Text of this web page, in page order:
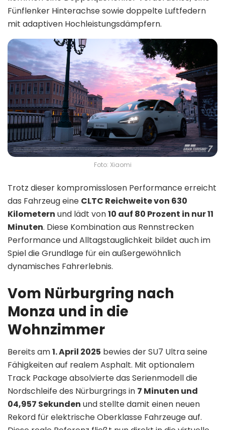
Fünflenker Hinterachse sowie doppelte Luftfedern
mit adaptiven Hochleistungsdämpfern.
Foto: Xiaomi
Trotz dieser kompromisslosen Performance erreicht
das Fahrzeug eine CLTC Reichweite von 630
Kilometern und lädt von10 auf 80 Prozent in nur 11
Minuten. Diese Kombination aus Rennstrecken
Performance und Alltagstauglichkeit bildet auch im
Spiel die Grundlage für ein außergewöhnlich
dynamisches Fahrerlebnis.
Vom Nürburgring nach
Monza und in die
Wohnzimmer
Bereits am1. April 2025 bewies der SU7 Ultra seine
Fähigkeiten auf realem Asphalt. Mit optionalem
Track Package absolvierte das Serienmodell die
Nordschleife des Nürburgrings in 7 Minuten und
04,957 Sekunden und stellte damit einen neuen
Rekord für elektrische Oberklasse Fahrzeuge auf.